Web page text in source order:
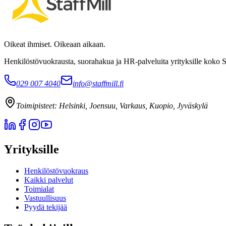
Oikeat ihmiset. Oikeaan aikaan.
Henkilöstövuokrausta, suorahakua ja HR-palveluita yrityksille koko
029 007 4040 info@staffmill.fi
Toimipisteet: Helsinki, Joensuu, Varkaus, Kuopio, Jyväskylä
Yrityksille
Henkilöstövuokraus
Kaikki palvelut
Toimialat
Vastuullisuus
Pyydä tekijää